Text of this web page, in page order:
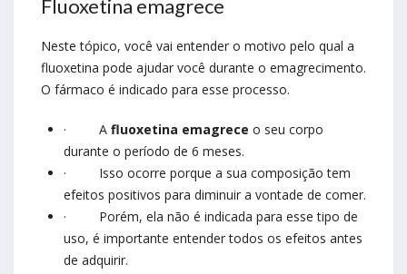
Fluoxetina emagrece
Neste tópico, você vai entender o motivo pelo qual a
fluoxetina pode ajudar você durante o emagrecimento.
O fármaco é indicado para esse processo.
· A fluoxetina emagrece o seu corpo
durante o período de 6 meses.
·
Isso ocorre porque a sua composição tem
efeitos positivos para diminuir a vontade de comer.
·
Porém, ela não é indicada para esse tipo de
uso, é importante entender todos os efeitos antes
de adquirir.